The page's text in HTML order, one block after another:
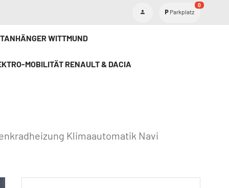
Parkplatz
0
WITTMUND
MOBILITÄT RENAULT & DACIA
Klimaautomatik Navi